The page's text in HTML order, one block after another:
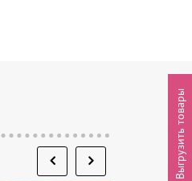
Выгрузить товары